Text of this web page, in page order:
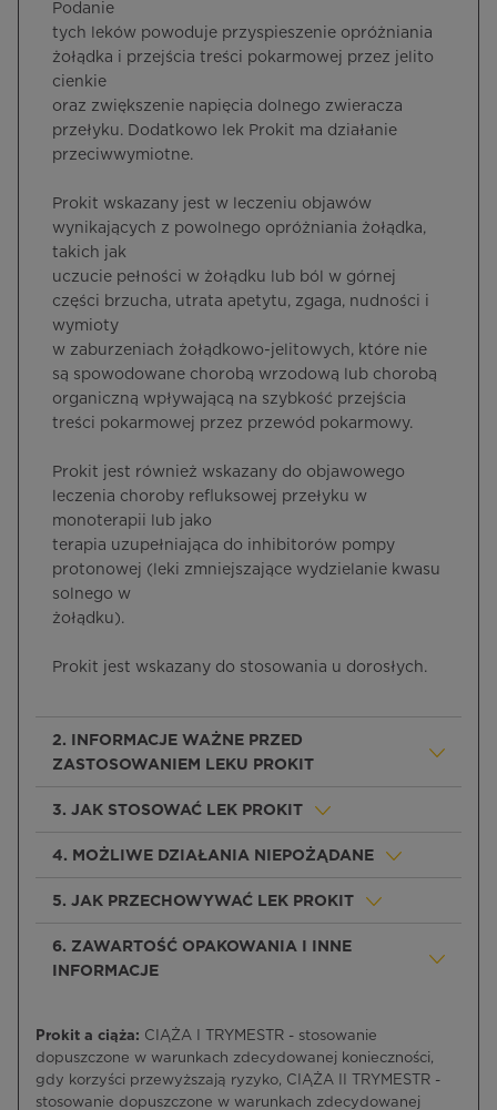
Podanie
tych leków powoduje przyspieszenie opróżniania
żołądka i przejścia treści pokarmowej przez jelito
cienkie
oraz zwiększenie napięcia dolnego zwieracza
przełyku. Dodatkowo lek Prokit ma działanie
przeciwwymiotne.
Prokit wskazany jest w leczeniu objawów
wynikających z powolnego opróżniania żołądka,
takich jak
uczucie pełności w żołądku lub ból w górnej
części brzucha, utrata apetytu, zgaga, nudności i
wymioty
w zaburzeniach żołądkowo-jelitowych, które nie
są spowodowane chorobą wrzodową lub chorobą
organiczną wpływającą na szybkość przejścia
treści pokarmowej przez przewód pokarmowy.
Prokit jest również wskazany do objawowego
leczenia choroby refluksowej przełyku w
monoterapii lub jako
terapia uzupełniająca do inhibitorów pompy
protonowej (leki zmniejszające wydzielanie kwasu
solnego w
żołądku).
Prokit jest wskazany do stosowania u dorosłych.
2. INFORMACJE WAŻNE PRZED
ZASTOSOWANIEM LEKU PROKIT
3. JAK STOSOWAĆ LEK PROKIT
4. MOŻLIWE DZIAŁANIA NIEPOŻĄDANE
5. JAK PRZECHOWYWAĆ LEK PROKIT
6. ZAWARTOŚĆ OPAKOWANIA I INNE
INFORMACJE
Prokit a ciąża: CIĄŻA I TRYMESTR - stosowanie
dopuszczone w warunkach zdecydowanej konieczności,
gdy korzyści przewyższają ryzyko, CIĄŻA II TRYMESTR -
stosowanie dopuszczone w warunkach zdecydowanej